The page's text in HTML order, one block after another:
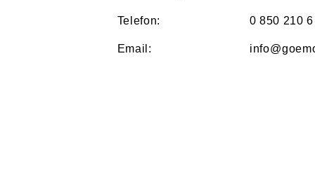
Telefon:
Email:
0 850 210